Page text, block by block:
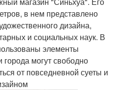
в нем представлено
дизайна,
и социальных наук. В
элементы
могут свободно
от повседневной суеты и